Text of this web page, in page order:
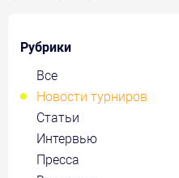
Рубрики
Все
Новости турниров
Статьи
Интервью
Пресса